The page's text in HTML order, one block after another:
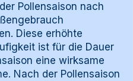
Pollensaison nach
Diese erhöhte
ist für die Dauer
eine wirksame
Nach der Pollensaison